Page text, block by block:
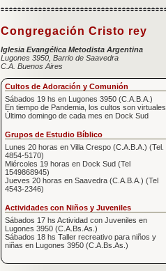
Congregación Cristo rey
Iglesia Evangélica Metodista Argentina
Lugones 3950, Barrio de Saavedra
C.A. Buenos Aires
Cultos de Adoración y Comunión
Sábados 19 hs en Lugones 3950 (C.A.B.A.)
En tiempo de Pandemia, los cultos son virtuales
Último domingo de cada mes en Dock Sud
Grupos de Estudio Bíblico
Lunes 20 horas en Villa Crespo (C.A.B.A.) (Tel.
4854-5170)
Miércoles 19 horas en Dock Sud (Tel
1549868945)
Jueves 20 horas en Saavedra (C.A.B.A.) (Tel
4543-2346)
Actividades con Niños y Juveniles
Sábados 17 hs Actividad con Juveniles en
Lugones 3950 (C.A.Bs.As.)
Sábados 18 hs Taller recreativo para niños y
niñas en Lugones 3950 (C.A.Bs.As.)